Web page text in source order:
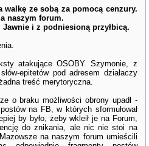
walkę ze sobą za pomocą cenzury.
naszym forum.
i z podniesioną przyłbicą.
atakujące OSOBY. Szymonie, z
epitetów pod adresem działaczy
treść merytoryczna.
o braku możliwości obrony upadł -
na FB, w których sformułował
by było, żeby wkleił je na Forum,
do znikania, ale nic nie stoi na
na naszym forum umieścili